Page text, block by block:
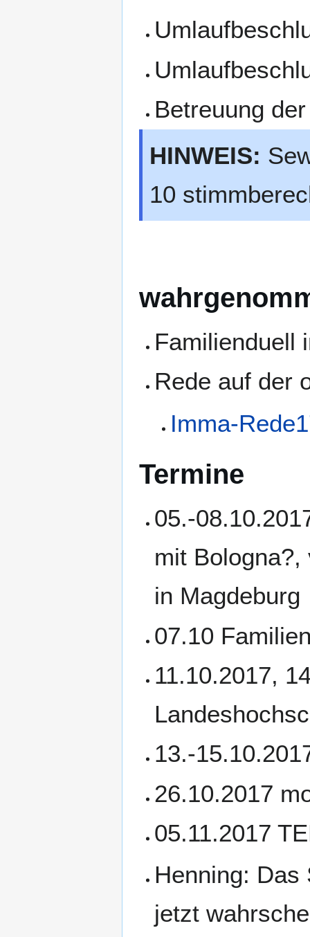
Betreuung
HINWEIS:
10
Familienduell
Rede auf der
Imma-
Termine
05.-
mit
in Magdeburg
07.10
11.10.2017,
13.-
26.10.2017
05.11.2017
Henning: Das
jetzt